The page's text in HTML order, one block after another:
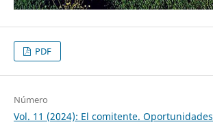
PDF
Número
Vol. 11 (2024): El comitente. Oportunidades